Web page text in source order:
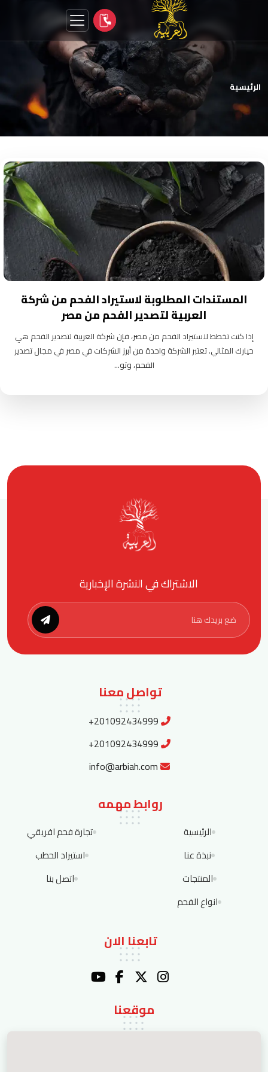
الرئيسية
المستندات المطلوبة لاستيراد الفحم من شركة
العربية لتصدير الفحم من مصر
إذا كنت تخطط لاستيراد الفحم من مصر، فإن شركة العربية لتصدير الفحم هي
خيارك المثالي. تعتبر الشركة واحدة من أبرز الشركات في مصر في مجال تصدير
الفحم، وتو...
الاشتراك في النشرة الإخبارية
تواصل معنا
+201092434999
+201092434999
info@arbiah.com
روابط مهمه
الرئيسية
نبذة عنا
المنتجات
انواع الفحم
تجارة فحم افريقي
استيراد الحطب
اتصل بنا
تابعنا الان
موقعنا